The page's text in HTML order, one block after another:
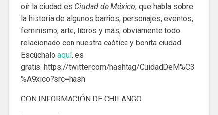
oír la ciudad es Ciudad de México, que habla sobre
la historia de algunos barrios, personajes, eventos,
feminismo, arte, libros y más, obviamente todo
relacionado con nuestra caótica y bonita ciudad.
Escúchalo aquí, es
gratis. https://twitter.com/hashtag/CuidadDeM%C3
%A9xico?src=hash
CON INFORMACIÓN DE CHILANGO